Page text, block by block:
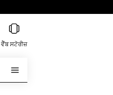
ਵੈੱਬ ਸਟੋਰੀਜ਼